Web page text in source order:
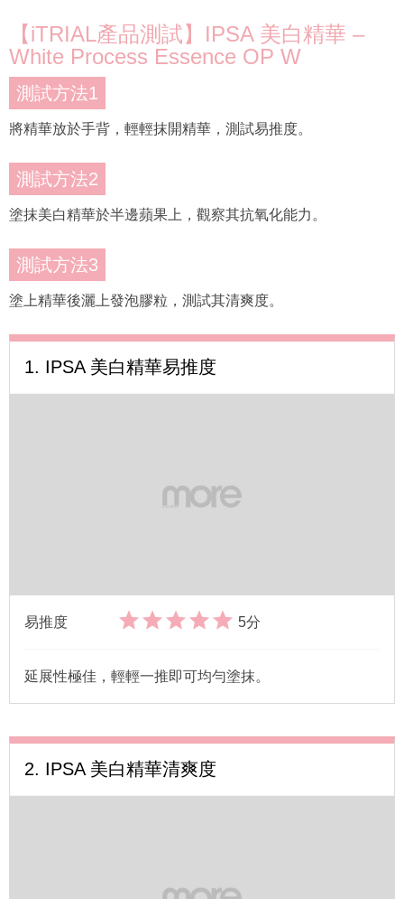
【iTRIAL產品測試】IPSA 美白精華 –
White Process Essence OP W
測試方法1
將精華放於手背，輕輕抹開精華，測試易推度。
測試方法2
塗抹美白精華於半邊蘋果上，觀察其抗氧化能力。
測試方法3
塗上精華後灑上發泡膠粒，測試其清爽度。
1. IPSA 美白精華易推度
易推度 5分
延展性極佳，輕輕一推即可均勻塗抹。
2. IPSA 美白精華清爽度